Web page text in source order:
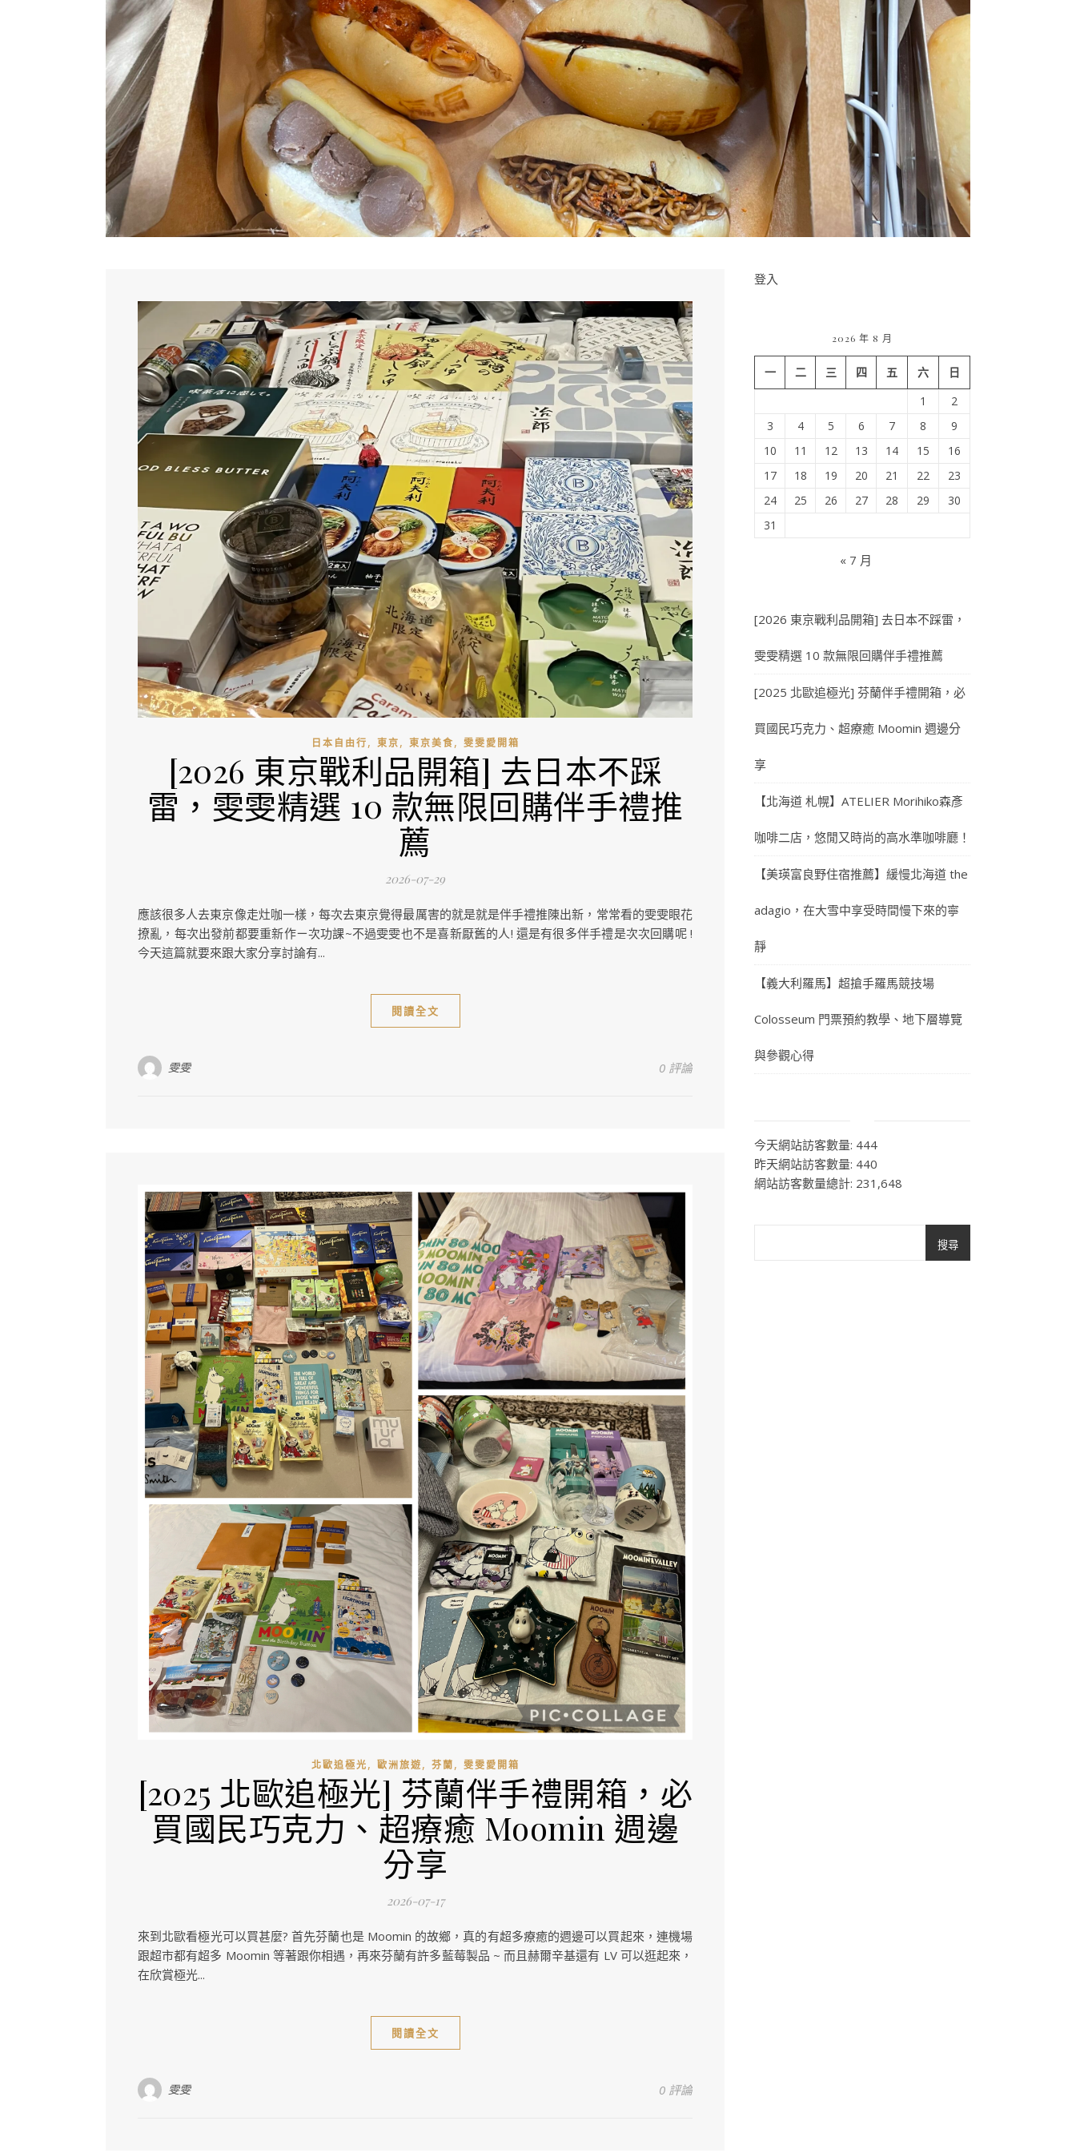
日本自由行, 東京, 東京美食, 雯雯愛開箱
[2026 東京戰利品開箱] 去日本不踩
雷，雯雯精選 10 款無限回購伴手禮推
薦
2026-07-29
應該很多人去東京像走灶咖一樣，每次去東京覺得最厲害的就是就是伴手禮推陳出新，常常看的雯雯眼花
撩亂，每次出發前都要重新作ㄧ次功課~不過雯雯也不是喜新厭舊的人! 還是有很多伴手禮是次次回購呢 !
今天這篇就要來跟大家分享討論有...
閱讀全文
雯雯 0 評論
北歐追極光, 歐洲旅遊, 芬蘭, 雯雯愛開箱
[2025 北歐追極光] 芬蘭伴手禮開箱，必
買國民巧克力、超療癒 Moomin 週邊
分享
2026-07-17
來到北歐看極光可以買甚麼? 首先芬蘭也是 Moomin 的故鄉，真的有超多療癒的週邊可以買起來，連機場
跟超市都有超多 Moomin 等著跟你相遇，再來芬蘭有許多藍莓製品 ~ 而且赫爾辛基還有 LV 可以逛起來，
在欣賞極光...
閱讀全文
雯雯 0 評論
登入
2026 年 8 月
一 二 三 四 五 六
日
1
2
3
4 5 6 7 8
9
10
11 12 13 14 15
16
17
18 19 20 21 22
23
24
25 26 27 28 29
30
31
« 7 月
[2026 東京戰利品開箱] 去日本不踩雷，
雯雯精選 10 款無限回購伴手禮推薦
[2025 北歐追極光] 芬蘭伴手禮開箱，必
買國民巧克力、超療癒 Moomin 週邊分
享
【北海道 札幌】ATELIER Morihiko森彥
咖啡二店，悠閒又時尚的高水準咖啡廳！
【美瑛富良野住宿推薦】緩慢北海道 the
adagio，在大雪中享受時間慢下來的寧
靜
【義大利羅馬】超搶手羅馬競技場
Colosseum 門票預約教學、地下層導覽
與參觀心得
今天網站訪客數量: 444
昨天網站訪客數量: 440
網站訪客數量總計: 231,648
搜尋